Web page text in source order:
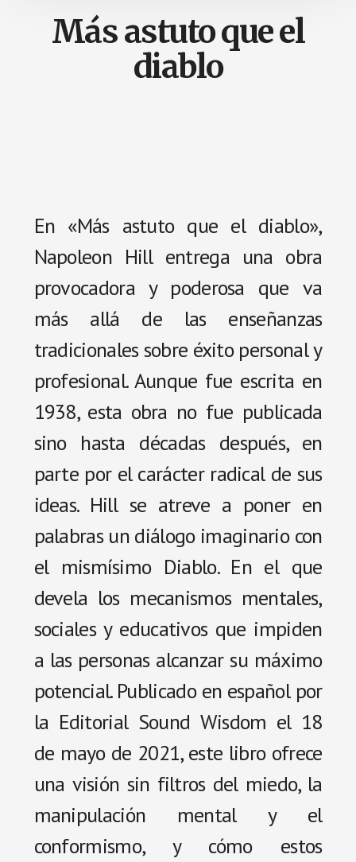
Más astuto que el
diablo
En «Más astuto que el diablo»,
Napoleon Hill entrega una obra
provocadora y poderosa que va
más allá de las enseñanzas
tradicionales sobre éxito personal y
profesional. Aunque fue escrita en
1938, esta obra no fue publicada
sino hasta décadas después, en
parte por el carácter radical de sus
ideas. Hill se atreve a poner en
palabras un diálogo imaginario con
el mismísimo Diablo. En el que
devela los mecanismos mentales,
sociales y educativos que impiden
a las personas alcanzar su máximo
potencial. Publicado en español por
la Editorial Sound Wisdom el 18
de mayo de 2021, este libro ofrece
una visión sin filtros del miedo, la
manipulación mental y el
conformismo, y cómo estos